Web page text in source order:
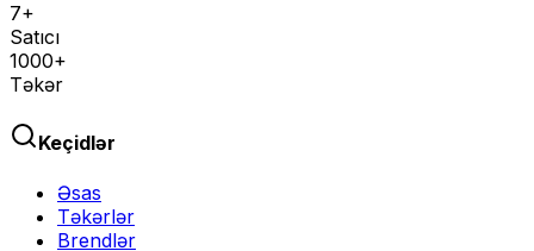
7+
Satıcı
1000+
Təkər
Keçidlər
Əsas
Təkərlər
Brendlər